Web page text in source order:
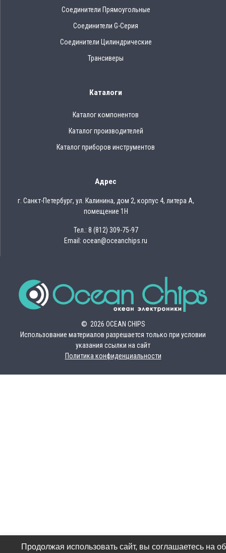
Соединители Прямоугольные
Соединители G-Серия
Соединители Цилиндрические
Трансиверы
Каталоги
Каталог компонентов
Каталог производителей
Каталог приборов инструментов
Адрес
г. Санкт-Петербург, ул. Калинина, дом 2, корпус 4, литера А,
помещение 1Н
Тел.: 8 (812) 309-75-97
Email: ocean@oceanchips.ru
© 2026 OCEAN CHIPS
Использование материалов разрешается только при условии
указания ссылки на сайт
Политика конфиденциальности
Продолжая использовать сайт, вы соглашаетесь на